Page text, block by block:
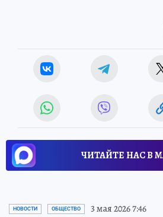
ЧИТАЙТЕ НАС В
НОВОСТИ ОБЩЕСТВО 3 мая 2026 7:46